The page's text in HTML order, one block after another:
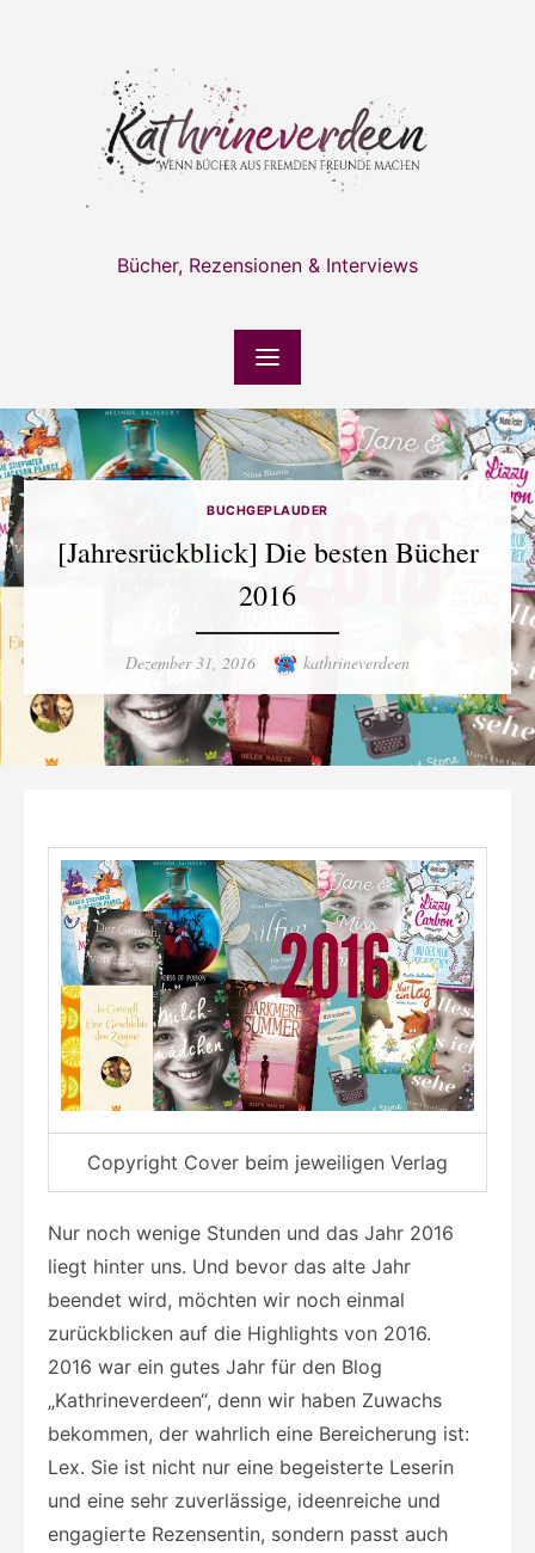
Bücher, Rezensionen & Interviews
BUCHGEPLAUDER
[Jahresrückblick] Die besten Bücher
2016
Posted
Dezember 31, 2016 Author
kathrineverdeen
Copyright Cover beim jeweiligen Verlag
Nur noch wenige Stunden und das Jahr 2016
liegt hinter uns. Und bevor das alte Jahr
beendet wird, möchten wir noch einmal
zurückblicken auf die Highlights von 2016.
2016 war ein gutes Jahr für den Blog
„Kathrineverdeen“, denn wir haben Zuwachs
bekommen, der wahrlich eine Bereicherung ist:
Lex. Sie ist nicht nur eine begeisterte Leserin
und eine sehr zuverlässige, ideenreiche und
engagierte Rezensentin, sondern passt auch